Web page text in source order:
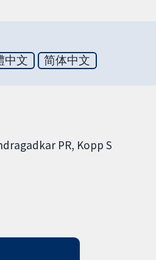
中文 简体中文
PR Kopp S